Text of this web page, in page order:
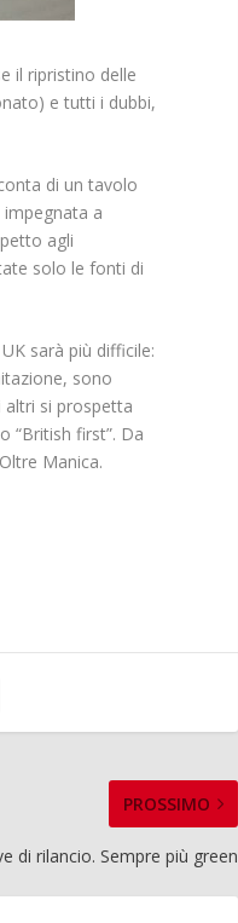
il ripristino delle
e tutti i dubbi,
di un tavolo
a
agli
solo le fonti di
sarà più difficile:
sono
altri si prospetta
“British first”. Da
Manica.
PROSSIMO
di rilancio. Sempre più green